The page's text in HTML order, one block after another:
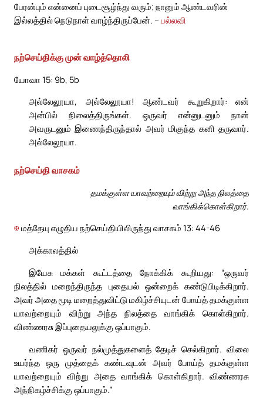
பேரன்பும் என்னைப் புடைசூழ்ந்து வரும்; நானும் ஆண்டவரின்
இல்லத்தில் நெடுநாள் வாழ்ந்திருப்பேன். – பல்லவி
நற்செய்திக்கு முன் வாழ்த்தொலி
யோவா 15: 9b, 5b
அல்லேலூயா, அல்லேலூயா! ஆண்டவர் கூறுகிறார்: என்
அன்பில் நிலைத்திருங்கள். ஒருவர் என்னுடனும் நான்
அவருடனும் இணைந்திருந்தால் அவர் மிகுந்த கனி தருவார்.
அல்லேலூயா.
நற்செய்தி வாசகம்
தமக்குள்ள யாவற்றையும் விற்று அந்த நிலத்தை
வாங்கிக்கொள்கிறார்.
✠மத்தேயு எழுதிய நற்செய்தியிலிருந்து வாசகம் 13: 44-46
அக்காலத்தில்
இயேசு மக்கள் கூட்டத்தை நோக்கிக் கூறியது: “ஒருவர்
நிலத்தில் மறைந்திருந்த புதையல் ஒன்றைக் கண்டுபிடிக்கிறார்.
அவர் அதை மூடி மறைத்துவிட்டு மகிழ்ச்சியுடன் போய்த் தமக்குள்ள
யாவற்றையும் விற்று அந்த நிலத்தை வாங்கிக் கொள்கிறார்.
விண்ணரசு இப்புதையலுக்கு ஒப்பாகும்.
வணிகர் ஒருவர் நல்முத்துகளைத் தேடிச் செல்கிறார். விலை
உயர்ந்த ஒரு முத்தைக் கண்டவுடன் அவர் போய்த் தமக்குள்ள
யாவற்றையும் விற்று அதை வாங்கிக் கொள்கிறார். விண்ணரசு
அந்நிகழ்ச்சிக்கு ஒப்பாகும்.”